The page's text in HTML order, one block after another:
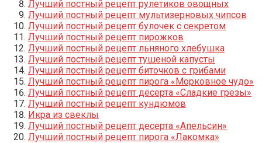
Лучший постный рецепт рулетиков овощных
Лучший постный рецепт мультизерновых чипсов
Лучший постный рецепт булочек с секретом
Лучший постный рецепт пирожков
Лучший постный рецепт льняного хлебушка
Лучший постный рецепт тушеной капусты
Лучший постный рецепт биточков с грибами
Лучший постный рецепт пирога «Морковное чудо»
Лучший постный рецепт десерта «Сладкие грезы»
Лучший постный рецепт кундюмов
Икра из свеклы
Лучший постный рецепт десерта «Апельсин»
Лучший постный рецепт пирога «Лакомка»